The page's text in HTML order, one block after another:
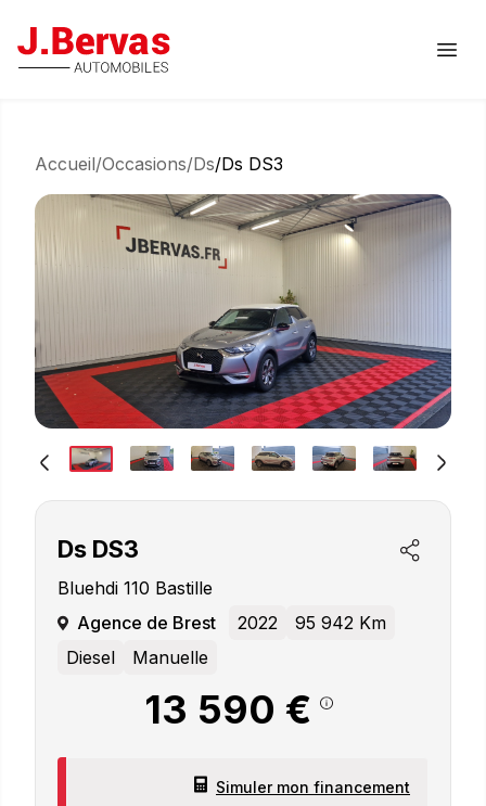
J.Bervas
Accueil/Occasions/Ds/Ds DS3
Ds DS3
Bluehdi 110 Bastille
Agence de Brest
2022
95 942 Km
Diesel
Manuelle
13 590 €
Simuler mon financement